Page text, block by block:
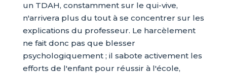
un TDAH, constamment sur le qui-vive,
n'arrivera plus du tout à se concentrer sur les
explications du professeur. Le harcèlement
ne fait donc pas que blesser
psychologiquement ; il sabote activement les
efforts de l'enfant pour réussir à l'école,